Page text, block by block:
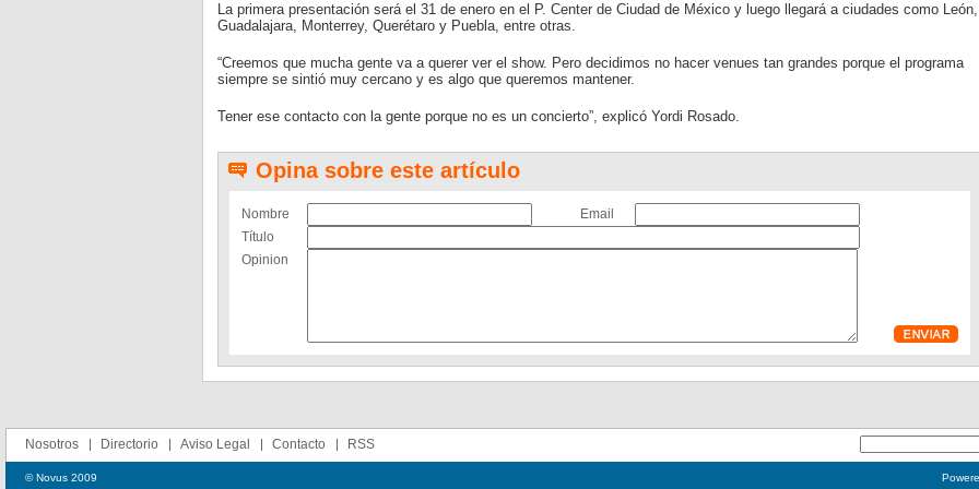
La primera presentación será el 31 de enero en el P. Center de Ciudad de México y luego llegará a ciudades como León,
Guadalajara, Monterrey, Querétaro y Puebla, entre otras.
“Creemos que mucha gente va a querer ver el show. Pero decidimos no hacer venues tan grandes porque el programa
siempre se sintió muy cercano y es algo que queremos mantener.
Tener ese contacto con la gente porque no es un concierto”, explicó Yordi Rosado.
Opina sobre este artículo
Nombre
Email
Título
Opinion
Nosotros Directorio Aviso Legal Contacto RSS
© Novus 2009